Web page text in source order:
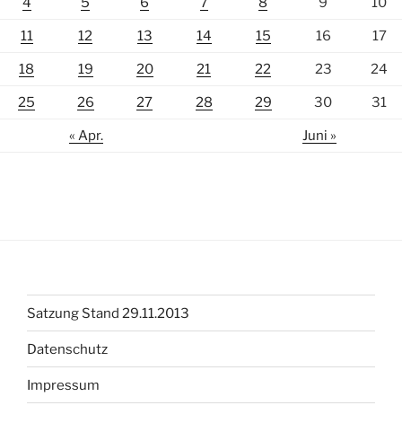
11 12 13 14 15 16 17
18 19 20 21 22 23 24
25 26 27 28 29 30 31
« Apr. Juni »
Satzung Stand 29.11.2013
Datenschutz
Impressum